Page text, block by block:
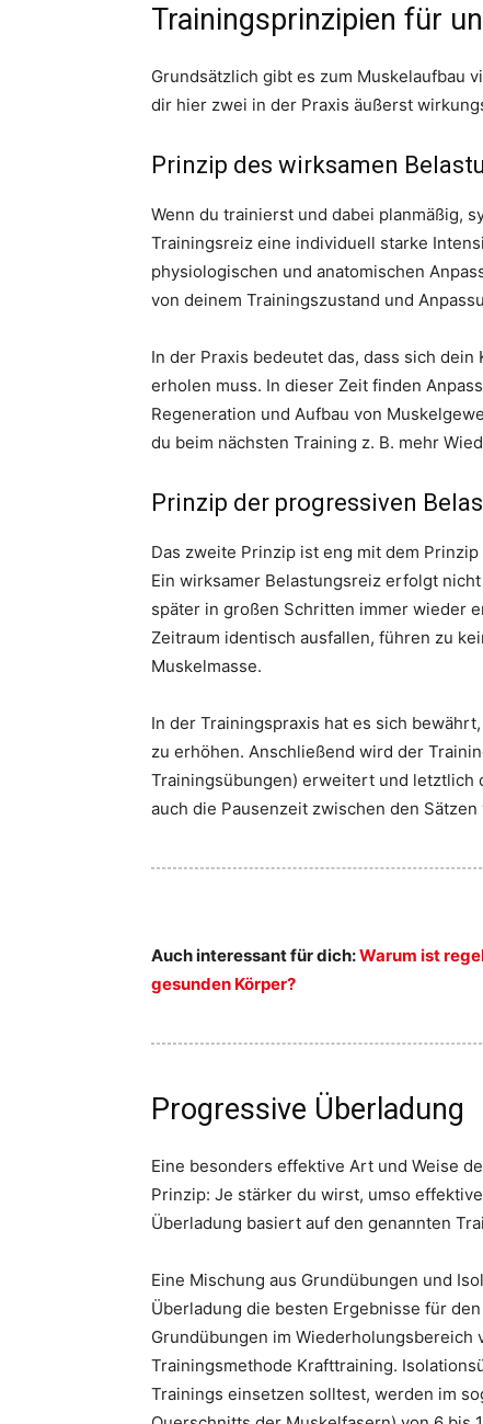
Trainingsprinzipien für
Grundsätzlich gibt es zum Muskelaufbau
dir hier zwei in der Praxis äußerst
Prinzip des wirksamen
Wenn du trainierst und dabei planmäßig,
Trainingsreiz eine individuell starke
physiologischen und anatomischen
von deinem Trainingszustand und
In der Praxis bedeutet das, dass sich
erholen muss. In dieser Zeit finden
Regeneration und Aufbau von
du beim nächsten Training z. B. mehr
Prinzip der progressiven
Das zweite Prinzip ist eng mit dem
Ein wirksamer Belastungsreiz erfolgt
später in großen Schritten immer wieder
Zeitraum identisch ausfallen, führen zu
Muskelmasse.
In der Trainingspraxis hat es sich
zu erhöhen. Anschließend wird der
Trainingsübungen) erweitert und letztlich
auch die Pausenzeit zwischen den
Auch interessant für dich:Warum ist
gesunden Körper?
Progressive Überladung
Eine besonders effektive Art und Weise
Prinzip: Je stärker du wirst, umso
Überladung basiert auf den genannten
Eine Mischung aus Grundübungen und
Überladung die besten Ergebnisse für
Grundübungen im
Trainingsmethode Krafttraining.
Trainings einsetzen solltest, werden im